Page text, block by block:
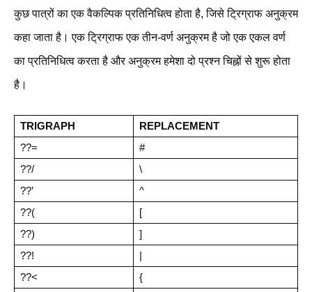
कुछ पात्रों का एक वैकल्पिक प्रतिनिधित्व होता है, जिसे ट्रिग्राफ अनुक्रम
कहा जाता है। एक ट्रिग्राफ एक तीन-वर्ण अनुक्रम है जो एक एकल वर्ण
का प्रतिनिधित्व करता है और अनुक्रम हमेशा दो प्रश्न चिह्नों से शुरू होता
है।
TRIGRAPH
REPLACEMENT
??=
#
??/
\
??’
^
??(
[
??)
]
??!
|
??<
{